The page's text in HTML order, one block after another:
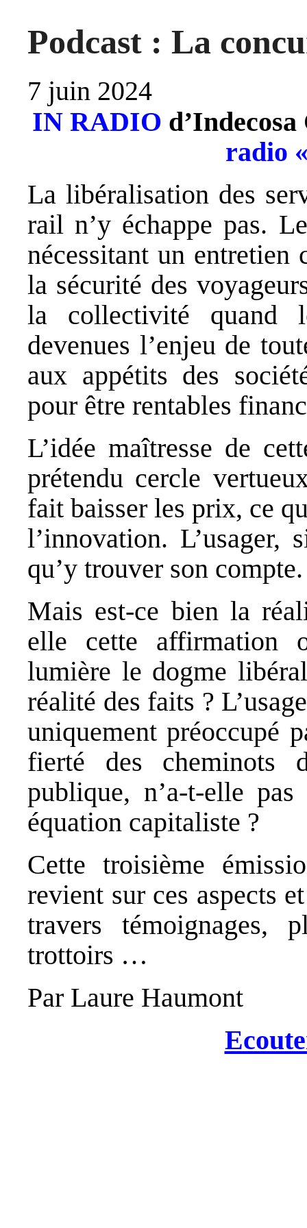
Podcast : La
7 juin 2024
IN RADIO
radio
La libéralisation des
rail n’y échappe pas.
nécessitant un
la sécurité des
la collectivité quand
devenues l’enjeu de
aux appétits des
pour être rentables
L’idée maîtresse de
prétendu cercle
fait baisser les prix, ce
l’innovation. L’usager,
qu’y trouver son compte.
Mais est-ce bien la
elle cette affirmation
lumière le dogme
réalité des faits ?
uniquement préoccupé
fierté des cheminots
publique, n’a-t-elle
équation capitaliste ?
Cette troisième
revient sur ces aspects
travers témoignages,
trottoirs …
Par Laure Haumont